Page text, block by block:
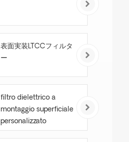
表面実装LTCCフィルタ
ー
filtro dielettrico a
montaggio superficiale
personalizzato